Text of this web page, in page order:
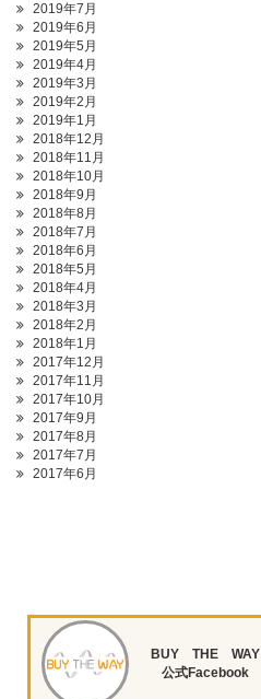
2019年7月
2019年6月
2019年5月
2019年4月
2019年3月
2019年2月
2019年1月
2018年12月
2018年11月
2018年10月
2018年9月
2018年8月
2018年7月
2018年6月
2018年5月
2018年4月
2018年3月
2018年2月
2018年1月
2017年12月
2017年11月
2017年10月
2017年9月
2017年8月
2017年7月
2017年6月
BUY THE WAY
公式Facebook